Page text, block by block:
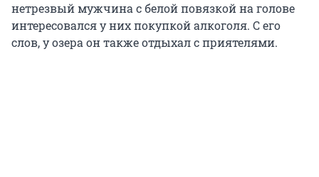
нетрезвый мужчина с белой повязкой на голове
интересовался у них покупкой алкоголя. С его
слов, у озера он также отдыхал с приятелями.